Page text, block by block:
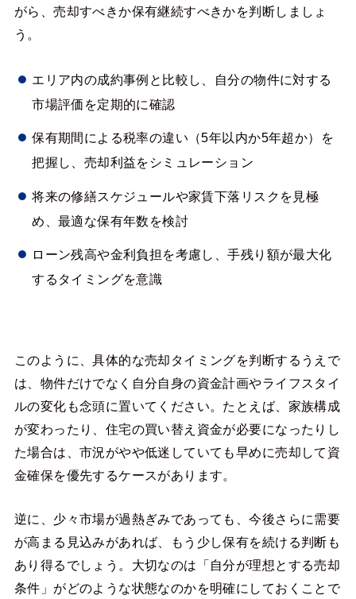
がら、売却すべきか保有継続すべきかを判断しましょ
う。
エリア内の成約事例と比較し、自分の物件に対する
市場評価を定期的に確認
保有期間による税率の違い（5年以内か5年超か）を
把握し、売却利益をシミュレーション
将来の修繕スケジュールや家賃下落リスクを見極
め、最適な保有年数を検討
ローン残高や金利負担を考慮し、手残り額が最大化
するタイミングを意識
このように、具体的な売却タイミングを判断するうえで
は、物件だけでなく自分自身の資金計画やライフスタイ
ルの変化も念頭に置いてください。たとえば、家族構成
が変わったり、住宅の買い替え資金が必要になったりし
た場合は、市況がやや低迷していても早めに売却して資
金確保を優先するケースがあります。
逆に、少々市場が過熱ぎみであっても、今後さらに需要
が高まる見込みがあれば、もう少し保有を続ける判断も
あり得るでしょう。大切なのは「自分が理想とする売却
条件」がどのような状態なのかを明確にしておくことで